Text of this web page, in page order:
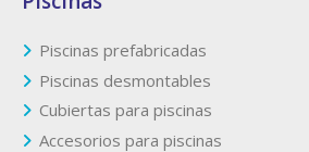
Piscinas prefabricadas
Piscinas desmontables
Cubiertas para piscinas
Accesorios para piscinas